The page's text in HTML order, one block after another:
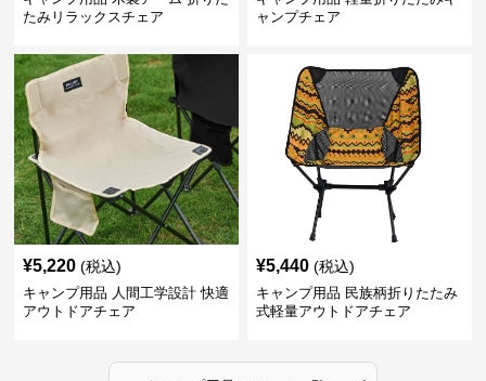
たみリラックスチェア
ャンプチェア
¥5,220 (税込)
キャンプ用品 人間工学設計 快適
アウトドアチェア
¥5,440 (税込)
キャンプ用品 民族柄折りたたみ
式軽量アウトドアチェア